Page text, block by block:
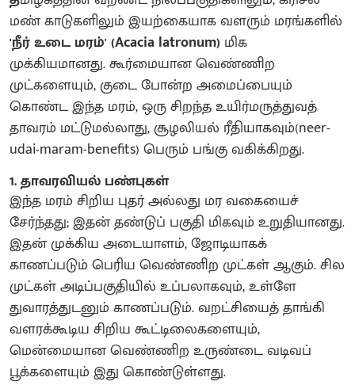
மண் காடுகளிலும் இயற்கையாக வளரும் மரங்களில்
'நீர் உடை மரம்' (Acacia latronum) மிக
முக்கியமானது. கூர்மையான வெண்ணிற
முட்களையும், குடை போன்ற அமைப்பையும்
கொண்ட இந்த மரம், ஒரு சிறந்த உயிர்மருத்துவத்
தாவரம் மட்டுமல்லாது, சூழலியல் ரீதியாகவும்(neer-
udai-maram-benefits) பெரும் பங்கு வகிக்கிறது.
1. தாவரவியல் பண்புகள்
இந்த மரம் சிறிய புதர் அல்லது மர வகையைச்
சேர்ந்தது; இதன் தண்டுப் பகுதி மிகவும் உறுதியானது.
இதன் முக்கிய அடையாளம், ஜோடியாகக்
காணப்படும் பெரிய வெண்ணிற முட்கள் ஆகும். சில
முட்கள் அடிப்பகுதியில் உப்பலாகவும், உள்ளே
துவாரத்துடனும் காணப்படும். வறட்சியைத் தாங்கி
வளரக்கூடிய சிறிய கூட்டிலைகளையும்,
மென்மையான வெண்ணிற உருண்டை வடிவப்
பூக்களையும் இது கொண்டுள்ளது.